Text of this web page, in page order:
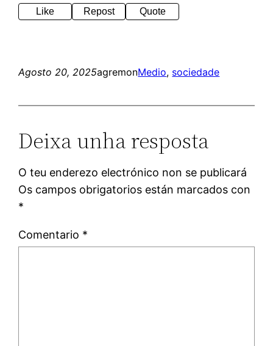
Like Repost Quote
Agosto 20, 2025agremonMedio, sociedade
Deixa unha resposta
O teu enderezo electrónico non se publicará
Os campos obrigatorios están marcados con
*
Comentario *